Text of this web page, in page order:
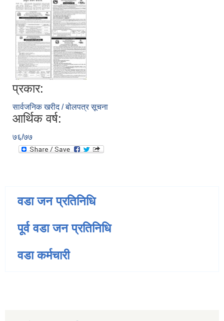
प्रकार:
सार्वजनिक खरीद / बोलपत्र सूचना
आर्थिक वर्ष:
७६/७७
वडा जन प्रतिनिधि
पूर्व वडा जन प्रतिनिधि
वडा कर्मचारी